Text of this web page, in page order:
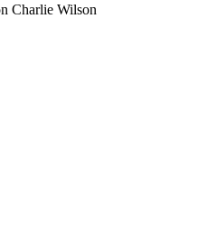
Charlie Wilson